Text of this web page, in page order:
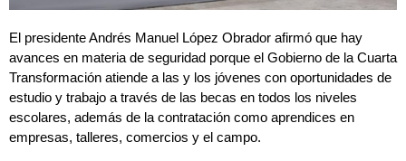
El presidente Andrés Manuel López Obrador afirmó que hay
avances en materia de seguridad porque el Gobierno de la Cuarta
Transformación atiende a las y los jóvenes con oportunidades de
estudio y trabajo a través de las becas en todos los niveles
escolares, además de la contratación como aprendices en
empresas, talleres, comercios y el campo.